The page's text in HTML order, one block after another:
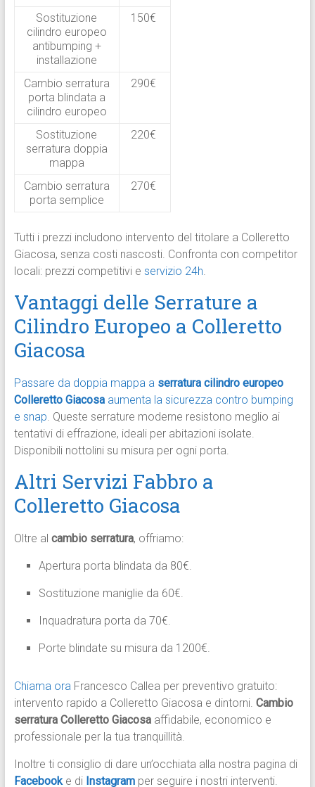
Sostituzione
cilindro europeo
antibumping +
installazione
150€ ​
Cambio serratura
porta blindata a
cilindro europeo
290€ ​
Sostituzione
serratura doppia
mappa
220€ ​
Cambio serratura
porta semplice
270€ ​
Tutti i prezzi includono intervento del titolare a Colleretto
Giacosa, senza costi nascosti. Confronta con competitor
locali: prezzi competitivi e servizio 24h.​
Vantaggi delle Serrature a
Cilindro Europeo a Colleretto
Giacosa
Passare da doppia mappa a serratura cilindro europeo
Colleretto Giacosaaumenta la sicurezza contro bumping
e snap. Queste serrature moderne resistono meglio ai
tentativi di effrazione, ideali per abitazioni isolate.
Disponibili nottolini su misura per ogni porta.​
Altri Servizi Fabbro a
Colleretto Giacosa
Oltre al cambio serratura, offriamo:
Apertura porta blindata da 80€.​
Sostituzione maniglie da 60€.​
Inquadratura porta da 70€.​
Porte blindate su misura da 1200€.​
Chiama oraFrancesco Callea per preventivo gratuito:
intervento rapido a Colleretto Giacosa e dintorni. Cambio
serratura Colleretto Giacosaaffidabile, economico e
professionale per la tua tranquillità.
Inoltre ti consiglio di dare un’occhiata alla nostra pagina di
Facebook e di Instagram per seguire i nostri interventi.